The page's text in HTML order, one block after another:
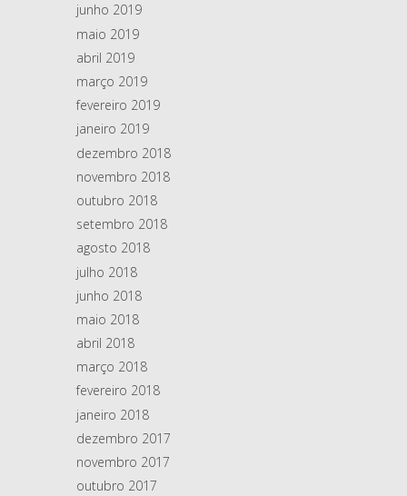
junho 2019
maio 2019
abril 2019
março 2019
fevereiro 2019
janeiro 2019
dezembro 2018
novembro 2018
outubro 2018
setembro 2018
agosto 2018
julho 2018
junho 2018
maio 2018
abril 2018
março 2018
fevereiro 2018
janeiro 2018
dezembro 2017
novembro 2017
outubro 2017